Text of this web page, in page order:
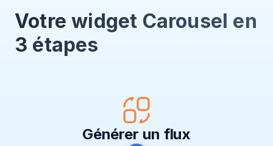
Votre widget Carousel en
3 étapes
Générer un flux